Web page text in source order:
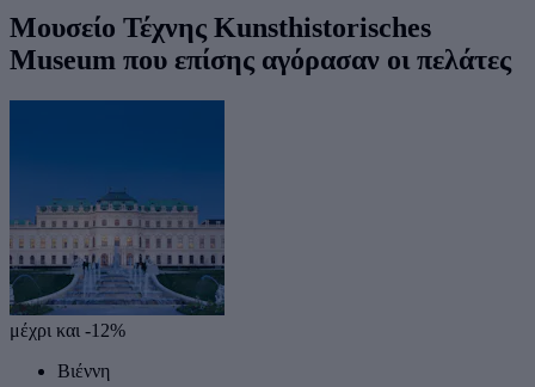
Μουσείο Τέχνης Kunsthistorisches
Museum που επίσης αγόρασαν οι πελάτες
μέχρι και -12%
Βιέννη